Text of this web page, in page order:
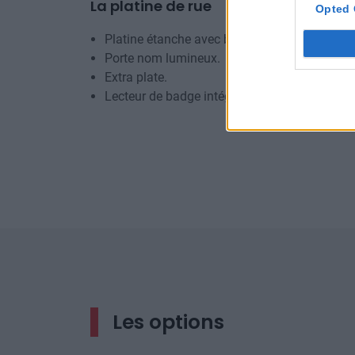
Opted
La platine de rue
Platine étanche avec blindage
Porte nom lumineux.
Extra plate.
Lecteur de badge intégrer.
Les options